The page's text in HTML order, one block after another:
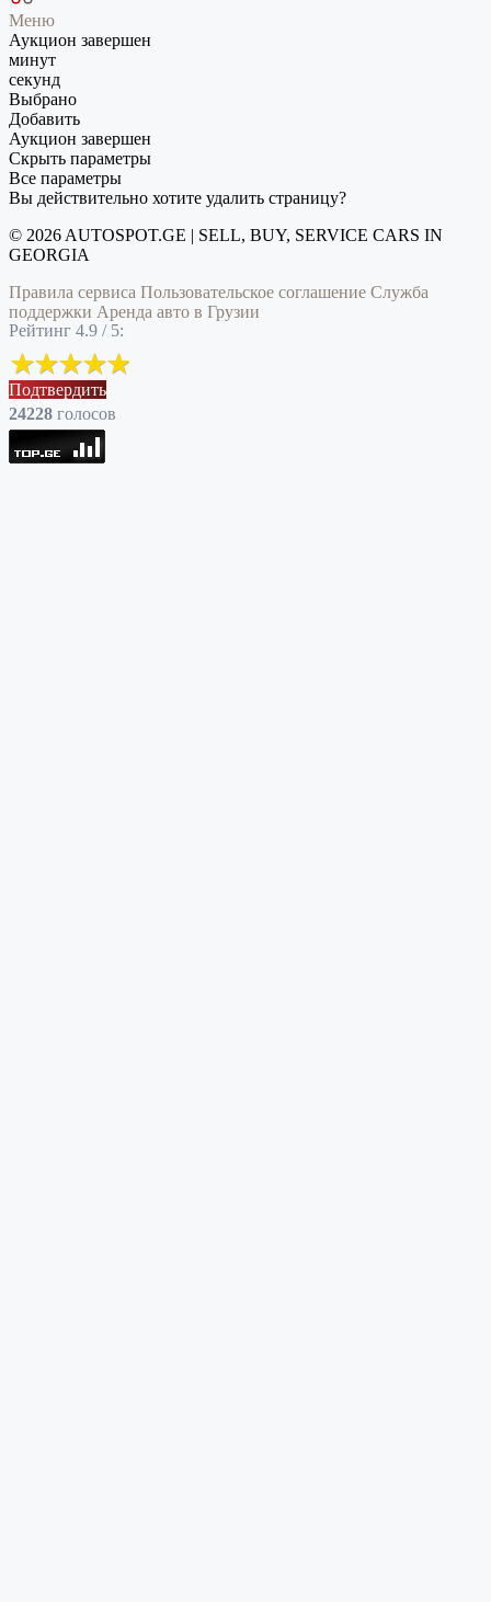
Меню
Аукцион завершен
минут
секунд
Выбрано
Добавить
Аукцион завершен
Скрыть параметры
Все параметры
Вы действительно хотите удалить страницу?
© 2026 AUTOSPOT.GE | SELL, BUY, SERVICE CARS IN
GEORGIA
Правила сервиса Пользовательское соглашение Служба
поддержки Аренда авто в Грузии
Рейтинг 4.9 / 5:
Подтвердить
24228 голоcов